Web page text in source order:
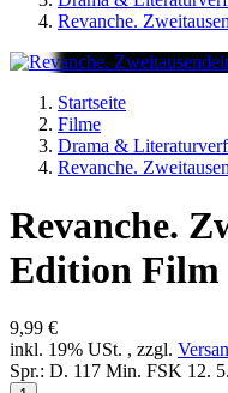
Revanche.
Startseite
Filme
Drama &
Revanche.
Revanche.
Edition Film
9,99 €
inkl. 19% USt. , zzgl.
Spr.: D. 117 Min. FSK 12.